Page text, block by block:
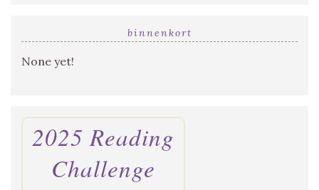
binnenkort
None yet!
2025 Reading
Challenge